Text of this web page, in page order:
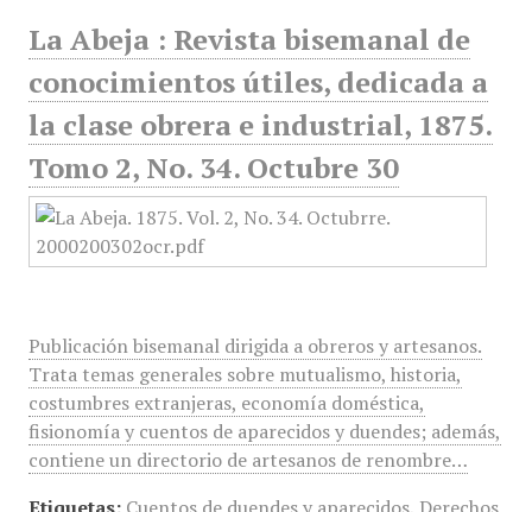
La Abeja : Revista bisemanal de
conocimientos útiles, dedicada a
la clase obrera e industrial, 1875.
Tomo 2, No. 34. Octubre 30
Publicación bisemanal dirigida a obreros y artesanos.
Trata temas generales sobre mutualismo, historia,
costumbres extranjeras, economía doméstica,
fisionomía y cuentos de aparecidos y duendes; además,
contiene un directorio de artesanos de renombre…